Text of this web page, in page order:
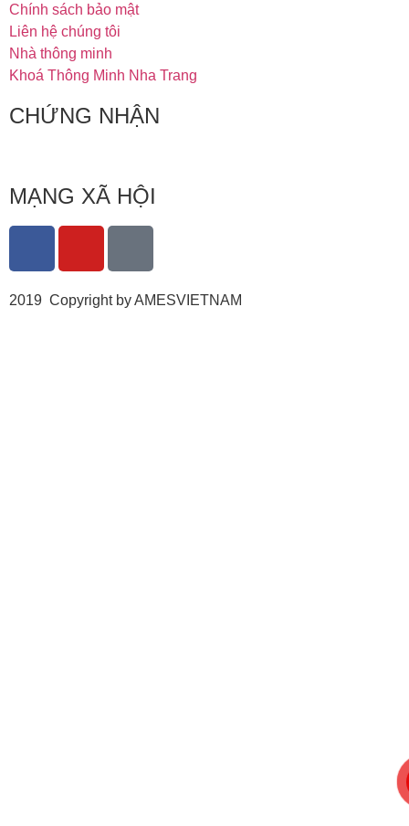
Chính sách bảo mật
Liên hệ chúng tôi
Nhà thông minh
Khoá Thông Minh Nha Trang
CHỨNG NHẬN
MẠNG XÃ HỘI
2019 Copyright by AMESVIETNAM